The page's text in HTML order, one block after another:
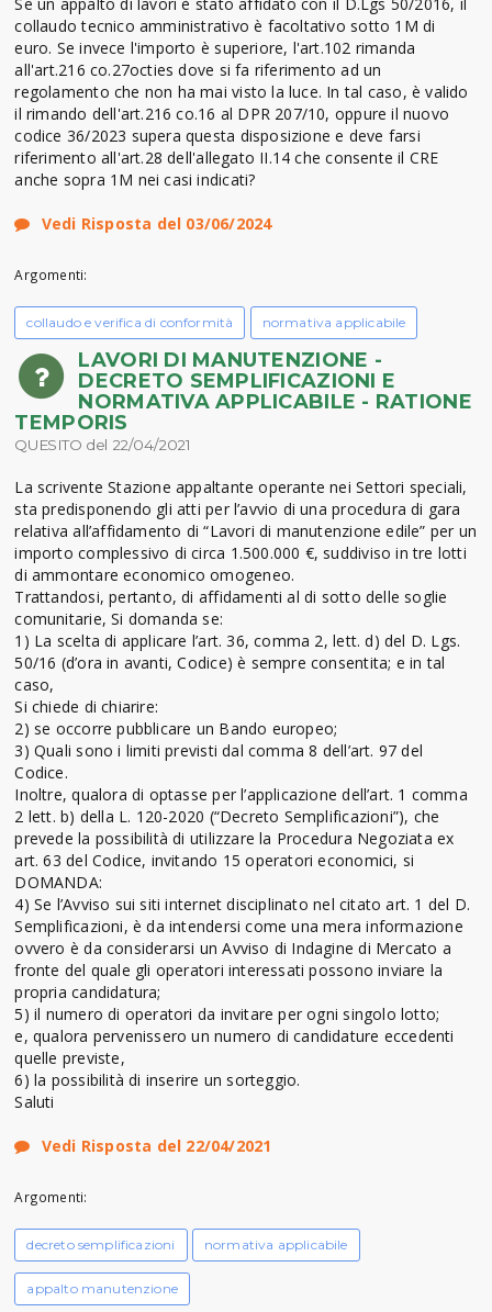
collaudo tecnico amministrativo è facoltativo sotto 1M di
euro. Se invece l'importo è superiore, l'art.102 rimanda
all'art.216 co.27octies dove si fa riferimento ad un
regolamento che non ha mai visto la luce. In tal caso, è valido
il rimando dell'art.216 co.16 al DPR 207/10, oppure il nuovo
codice 36/2023 supera questa disposizione e deve farsi
riferimento all'art.28 dell'allegato II.14 che consente il CRE
anche sopra 1M nei casi indicati?
Vedi Risposta del 03/06/2024
Argomenti:
collaudo e verifica di conformità normativa applicabile
LAVORI DI MANUTENZIONE -
DECRETO SEMPLIFICAZIONI E
NORMATIVA APPLICABILE - RATIONE
TEMPORIS
QUESITO del 22/04/2021
La scrivente Stazione appaltante operante nei Settori speciali,
sta predisponendo gli atti per l’avvio di una procedura di gara
relativa all’affidamento di “Lavori di manutenzione edile” per un
importo complessivo di circa 1.500.000 €, suddiviso in tre lotti
di ammontare economico omogeneo.
Trattandosi, pertanto, di affidamenti al di sotto delle soglie
comunitarie, Si domanda se:
1) La scelta di applicare l’art. 36, comma 2, lett. d) del D. Lgs.
50/16 (d’ora in avanti, Codice) è sempre consentita; e in tal
caso,
Si chiede di chiarire:
2) se occorre pubblicare un Bando europeo;
3) Quali sono i limiti previsti dal comma 8 dell’art. 97 del
Codice.
Inoltre, qualora di optasse per l’applicazione dell’art. 1 comma
2 lett. b) della L. 120-2020 (“Decreto Semplificazioni”), che
prevede la possibilità di utilizzare la Procedura Negoziata ex
art. 63 del Codice, invitando 15 operatori economici, si
DOMANDA:
4) Se l’Avviso sui siti internet disciplinato nel citato art. 1 del D.
Semplificazioni, è da intendersi come una mera informazione
ovvero è da considerarsi un Avviso di Indagine di Mercato a
fronte del quale gli operatori interessati possono inviare la
propria candidatura;
5) il numero di operatori da invitare per ogni singolo lotto;
e, qualora pervenissero un numero di candidature eccedenti
quelle previste,
6) la possibilità di inserire un sorteggio.
Saluti
Vedi Risposta del 22/04/2021
Argomenti:
decreto semplificazioni normativa applicabile
appalto manutenzione